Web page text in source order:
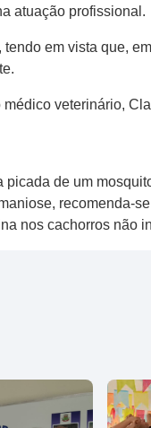
atuação profissional.
em vista que,
veterinário,
picada de um
recomenda-
nos cachorros não